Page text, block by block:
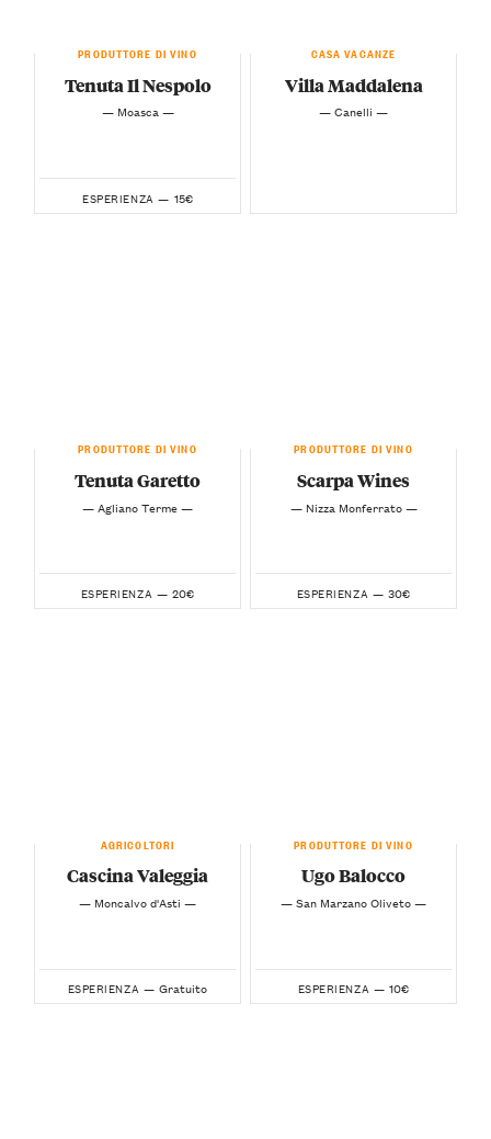
PRODUTTORE DI VINO
Tenuta Il Nespolo
— Moasca —
ESPERIENZA — 15€
CASA VACANZE
Villa Maddalena
— Canelli —
PRODUTTORE DI VINO
Tenuta Garetto
— Agliano Terme —
ESPERIENZA — 20€
PRODUTTORE DI VINO
Scarpa Wines
— Nizza Monferrato —
ESPERIENZA — 30€
AGRICOLTORI
Cascina Valeggia
— Moncalvo d'Asti —
ESPERIENZA — Gratuito
PRODUTTORE DI VINO
Ugo Balocco
— San Marzano Oliveto —
ESPERIENZA — 10€